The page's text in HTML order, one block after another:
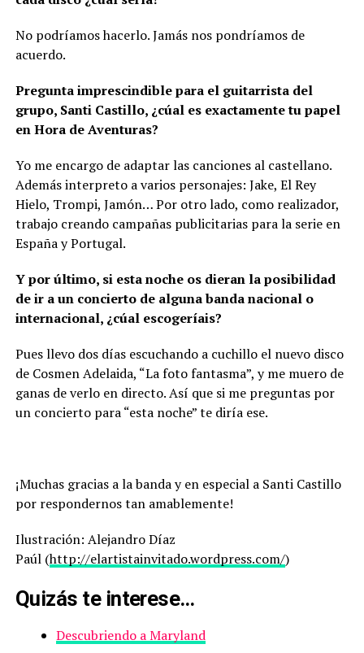
No podríamos hacerlo. Jamás nos pondríamos de
acuerdo.
Pregunta imprescindible para el guitarrista del
grupo, Santi Castillo, ¿cúal es exactamente tu papel
en Hora de Aventuras?
Yo me encargo de adaptar las canciones al castellano.
Además interpreto a varios personajes: Jake, El Rey
Hielo, Trompi, Jamón… Por otro lado, como realizador,
trabajo creando campañas publicitarias para la serie en
España y Portugal.
Y por último, si esta noche os dieran la posibilidad
de ir a un concierto de alguna banda nacional o
internacional, ¿cúal escogeríais?
Pues llevo dos días escuchando a cuchillo el nuevo disco
de Cosmen Adelaida, “La foto fantasma”, y me muero de
ganas de verlo en directo. Así que si me preguntas por
un concierto para “esta noche” te diría ese.
¡Muchas gracias a la banda y en especial a Santi Castillo
por respondernos tan amablemente!
Ilustración: Alejandro Díaz
Paúl (http://elartistainvitado.wordpress.com/)
Quizás te interese…
Descubriendo a Maryland